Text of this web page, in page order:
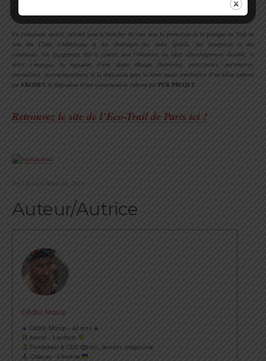
.
Un événement sportif, culturel pour le bien-être de tous avec la promotion de la pratique du Trail au
sein des Clubs d’Athlétisme et des challenges des clubs sportifs, des entreprises et des
communes. Un engagement réel et concret avec l’obtention du label «Développement durable, le
sport s’engage» , la signature d’une charte éthique
(bénévoles, participants, partenaires,
journalistes, accompagnateurs)et la réalisation pour la 3ème année consécutive d’un bilan carbone
par EKODEV et réalisation d’une compensation carbone par PUR PROJET
Retrouvez le site de l’Eco-Trail de Paris ici !
Trail Session Magazine, 2014.
Auteur/Autrice
Cédric Masip
▲ Cédric Masip - 42 ans ▲
Marié - 1 enfant
Fondateur & CEO @trail_session_magazine
Odessa - Ukraine